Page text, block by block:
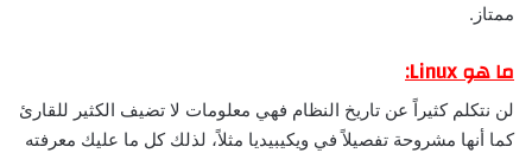
ممتاز.
ما هو Linux:
لن نتكلم كثيراً عن تاريخ النظام فهي معلومات لا تضيف الكثير للقارئ
كما أنها مشروحة تفصيلاً في ويكيبيديا مثلاً، لذلك كل ما عليك معرفته